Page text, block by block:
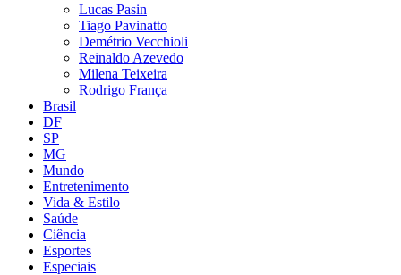
Lucas Pasin
Tiago Pavinatto
Demétrio Vecchioli
Reinaldo Azevedo
Milena Teixeira
Rodrigo França
Brasil
DF
SP
MG
Mundo
Entretenimento
Vida & Estilo
Saúde
Ciência
Esportes
Especiais